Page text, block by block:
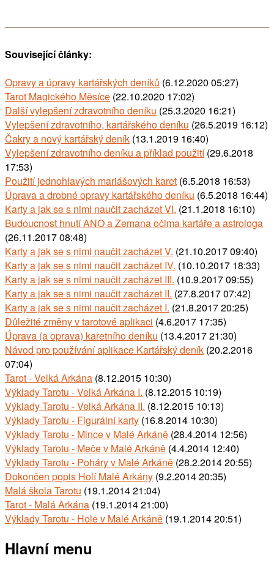
Související články:
Opravy a úpravy kartářských deníků (6.12.2020 05:27)
Tarot Magického Měsíce (22.10.2020 17:02)
Další vylepšení zdravotního deníku (25.3.2020 16:21)
Vylepšení zdravotního, kartářského deníku (26.5.2019 16:12)
Čakry a nový kartářský deník (13.1.2019 16:40)
Vylepšení zdravotního deníku a příklad použití(29.6.2018
17:53)
Použití jednohlavých mariášových karet (6.5.2018 16:53)
Úprava a drobné opravy kartářského deníku (6.5.2018 16:44)
Karty a jak se s nimi naučit zacházet VI. (21.1.2018 16:10)
Budoucnost hnutí ANO a Zemana očima kartáře a astrologa
(26.11.2017 08:48)
Karty a jak se s nimi naučit zacházet V. (21.10.2017 09:40)
Karty a jak se s nimi naučit zacházet IV. (10.10.2017 18:33)
Karty a jak se s nimi naučit zacházet III. (10.9.2017 09:55)
Karty a jak se s nimi naučit zacházet II. (27.8.2017 07:42)
Karty a jak se s nimi naučit zacházet I. (21.8.2017 20:25)
Důležité změny v tarotové aplikaci (4.6.2017 17:35)
Úprava (a oprava) karetního deníku (13.4.2017 21:30)
Návod pro používání aplikace Kartářský deník (20.2.2016
07:04)
Tarot - Velká Arkána (8.12.2015 10:30)
Výklady Tarotu - Velká Arkána I. (8.12.2015 10:19)
Výklady Tarotu - Velká Arkána II. (8.12.2015 10:13)
Výklady Tarotu - Figurální karty (16.8.2014 10:30)
Výklady Tarotu - Mince v Malé Arkáně (28.4.2014 12:56)
Výklady Tarotu - Meče v Malé Arkáně (4.4.2014 12:40)
Výklady Tarotu - Poháry v Malé Arkáně (28.2.2014 20:55)
Dokončen popis Holí Malé Arkány (9.2.2014 20:35)
Malá škola Tarotu (19.1.2014 21:04)
Tarot - Malá Arkána (19.1.2014 21:00)
Výklady Tarotu - Hole v Malé Arkáně (19.1.2014 20:51)
Hlavní menu